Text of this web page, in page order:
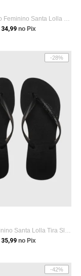
Chinelo Dedo Feminino Santa Lolla Off-White
34,99 no Pix
-28%
Chinelo Feminino Santa Lolla Tira Slim Preto
35,99 no Pix
-42%